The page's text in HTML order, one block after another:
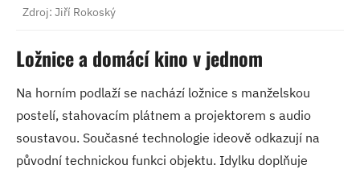
Zdroj: Jiří Rokoský
Ložnice a domácí kino v jednom
Na horním podlaží se nachází ložnice s manželskou
postelí, stahovacím plátnem a projektorem s audio
soustavou. Současné technologie ideově odkazují na
původní technickou funkci objektu. Idylku doplňuje